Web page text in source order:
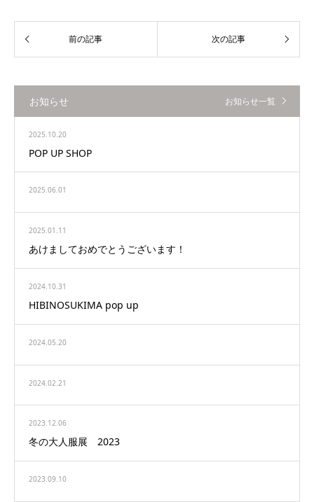
お知らせ お知らせ一覧
2025.10.20
POP UP SHOP
2025.06.01
2025.01.11
あけましておめでとうございます！
2024.10.31
HIBINOSUKIMA pop up
2024.05.20
2024.02.21
2023.12.06
冬の大人服展 2023
2023.09.10